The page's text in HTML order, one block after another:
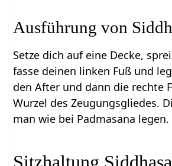
Ausführung von
Setze dich auf eine Decke,
fasse deinen linken Fuß und
den After und dann die rechte
Wurzel des Zeugungsgliedes.
man wie bei Padmasana legen.